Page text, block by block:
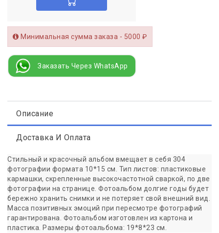
Минимальная сумма заказа - 5000 ₽
Заказать Через WhatsApp
Описание
Доставка И Оплата
Cтильный и красочный альбом вмещает в себя 304
фотографии формата 10*15 см. Тип листов: пластиковые
кармашки, скрепленные высокочастотной сваркой, по две
фотографии на странице. Фотоальбом долгие годы будет
бережно хранить снимки и не потеряет свой внешний вид.
Масса позитивных эмоций при пересмотре фотографий
гарантирована. Фотоальбом изготовлен из картона и
пластика. Размеры фотоальбома: 19*8*23 см.